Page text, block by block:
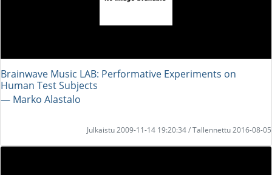
Brainwave Music LAB: Performative Experiments on
Human Test Subjects
― Marko Alastalo
Julkaistu 2009-11-14 19:20:34 / Tallennettu 2016-08-05